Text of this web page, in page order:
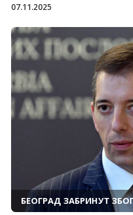
07.11.2025
БЕОГРАД ЗАБРИНУT